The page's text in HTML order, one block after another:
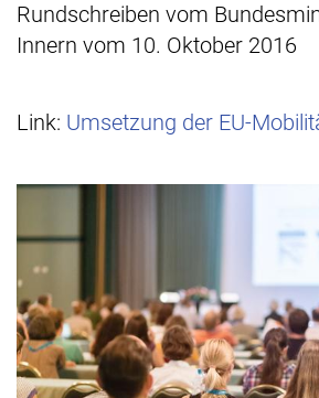
Rundschreiben vom
Innern vom 10. Oktober 2016
Link: Umsetzung der EU-